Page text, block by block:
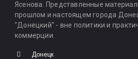
Ясенова. Представленные
прошлом и настоящем города
"Донецкий" - вне политики и
коммерции.
Донецк